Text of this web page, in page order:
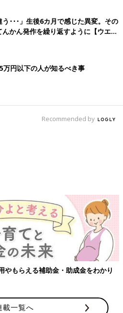
う･･･」生後6カ月で感じた異変。その
んかん発作を繰り返すように【ウエス
万円以下の人が知るべき事
Recommended by
やもらえる補助金・助成金をわかり
載一覧へ